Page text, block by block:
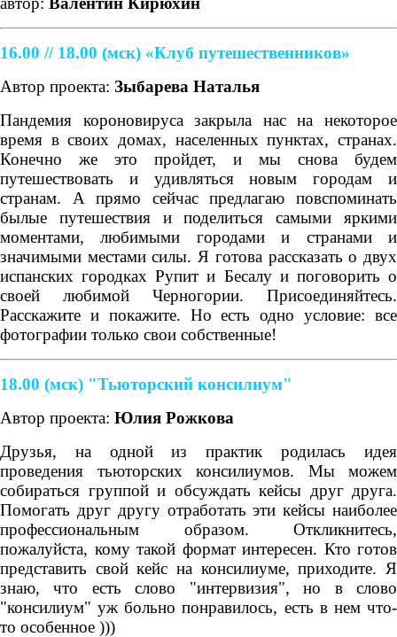
16.00 // 18.00 (мск) «Клуб путешественников»
Автор проекта: Зыбарева Наталья
Пандемия короновируса закрыла нас на некоторое
время в своих домах, населенных пунктах, странах.
Конечно же это пройдет, и мы снова будем
путешествовать и удивляться новым городам и
странам. А прямо сейчас предлагаю повспоминать
былые путешествия и поделиться самыми яркими
моментами, любимыми городами и странами и
значимыми местами силы. Я готова рассказать о двух
испанских городках Рупит и Бесалу и поговорить о
своей любимой Черногории. Присоединяйтесь.
Расскажите и покажите. Но есть одно условие: все
фотографии только свои собственные!
18.00 (мск) "Тьюторский консилиум"
Автор проекта: Юлия Рожкова
Друзья, на одной из практик родилась идея
проведения тьюторских консилиумов. Мы можем
собираться группой и обсуждать кейсы друг друга.
Помогать друг другу отработать эти кейсы наиболее
профессиональным образом. Откликнитесь,
пожалуйста, кому такой формат интересен. Кто готов
представить свой кейс на консилиуме, приходите. Я
знаю, что есть слово "интервизия", но в слово
"консилиум" уж больно понравилось, есть в нем что-
то особенное )))